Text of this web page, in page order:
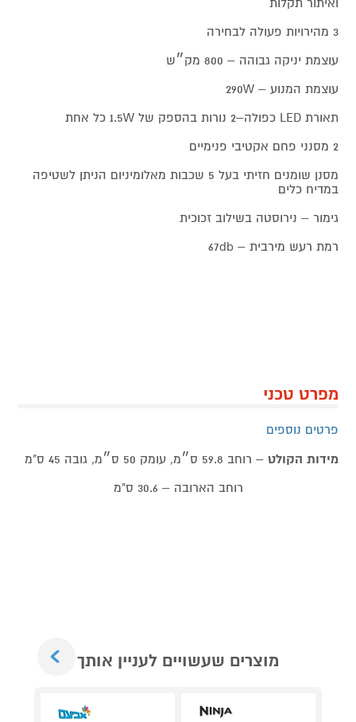
ואיתור תקלות
3 מהירויות פעולה לבחירה
עוצמת יניקה גבוהה – 800 מק״ש
עוצמת המנוע – 290W
תאורת LED כפולה–2 נורות בהספק של 1.5W כל אחת
2 מסנני פחם אקטיבי פנימיים
מסנן שומנים חזיתי בעל 5 שכבות מאלומיניום הניתן לשטיפה
במדיח כלים
גימור – נירוסטה בשילוב זכוכית
רמת רעש מירבית – 67db
מפרט טכני
פרטים נוספים
מידות הקולט– רוחב 59.8 ס״מ, עומק 50 ס״מ, גובה 45 ס"מ
רוחב הארובה – 30.6 ס"מ
מוצרים שעשויים לעניין אותך